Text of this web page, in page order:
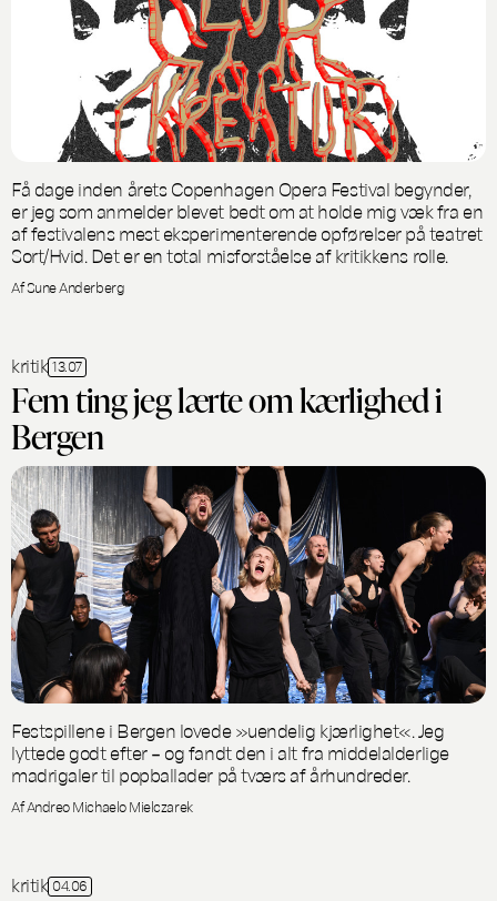
Få dage inden årets Copenhagen Opera Festival begynder,
er jeg som anmelder blevet bedt om at holde mig væk fra en
af festivalens mest eksperimenterende opførelser på teatret
Sort/Hvid. Det er en total misforståelse af kritikkens rolle.
Af Sune Anderberg
kritik 13.07
Fem ting jeg lærte om kærlighed i
Bergen
Festspillene i Bergen lovede »uendelig kjærlighet«. Jeg
lyttede godt efter – og fandt den i alt fra middelalderlige
madrigaler til popballader på tværs af århundreder.
Af Andreo Michaelo Mielczarek
kritik 04.06